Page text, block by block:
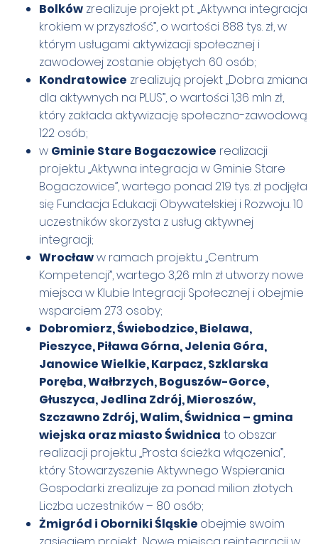
Bolków zrealizuje projekt pt. „Aktywna integracja
krokiem w przyszłość”, o wartości 888 tys. zł, w
którym usługami aktywizacji społecznej i
zawodowej zostanie objętych 60 osób;
Kondratowice zrealizują projekt „Dobra zmiana
dla aktywnych na PLUS”, o wartości 1,36 mln zł,
który zakłada aktywizację społeczno-zawodową
122 osób;
w Gminie Stare Bogaczowice realizacji
projektu „Aktywna integracja w Gminie Stare
Bogaczowice”, wartego ponad 219 tys. zł podjęła
się Fundacja Edukacji Obywatelskiej i Rozwoju. 10
uczestników skorzysta z usług aktywnej
integracji;
Wrocławw ramach projektu „Centrum
Kompetencji”, wartego 3,26 mln zł utworzy nowe
miejsca w Klubie Integracji Społecznej i obejmie
wsparciem 273 osoby;
Dobromierz, Świebodzice, Bielawa,
Pieszyce, Piława Górna, Jelenia Góra,
Janowice Wielkie, Karpacz, Szklarska
Poręba, Wałbrzych, Boguszów-Gorce,
Głuszyca, Jedlina Zdrój, Mieroszów,
Szczawno Zdrój, Walim, Świdnica – gmina
wiejska oraz miasto Świdnica to obszar
realizacji projektu „Prosta ścieżka włączenia”,
który Stowarzyszenie Aktywnego Wspierania
Gospodarki zrealizuje za ponad milion złotych.
Liczba uczestników – 80 osób;
Żmigród i Oborniki Śląskie obejmie swoim